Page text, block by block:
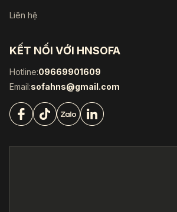
Liên hệ
KẾT NỐI VỚI HNSOFA
Hotline:09669901609
Email:sofahns@gmail.com